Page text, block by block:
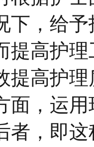
下，给
提高护
提高护
面，运
者，即